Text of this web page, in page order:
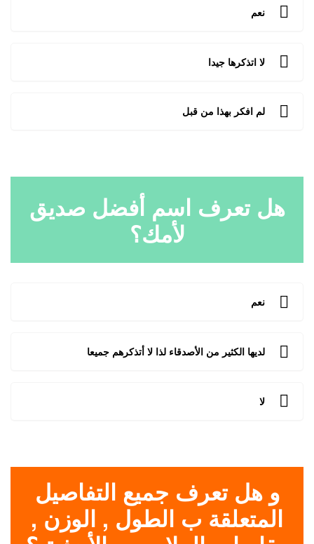
نعم
لا اتذكرها جيدا
لم افكر بهذا من قبل
هل تعرف اسم أفضل صديق
لأمك؟
نعم
لديها الكثير من الأصدقاء لذا لا أتذكرهم جميعا
لا
و هل تعرف جميع التفاصيل
المتعلقة ب الطول , الوزن ,